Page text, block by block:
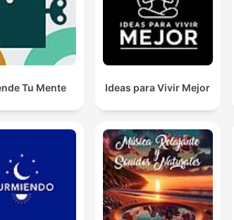
Tu Mente Ideas para Vivir Mejor